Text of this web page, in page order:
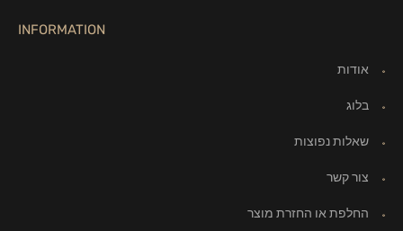
INFORMATION
אודות
בלוג
שאלות נפוצות
צור קשר
החלפת או החזרת מוצר